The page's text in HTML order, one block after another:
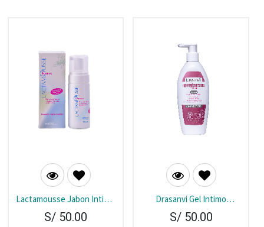
Lactamousse Jabon Intimo
Espuma Frasco 125 ml
S/ 50.00
Drasanvi Gel Intimo
Femenino 300ml 300ml
S/ 50.00